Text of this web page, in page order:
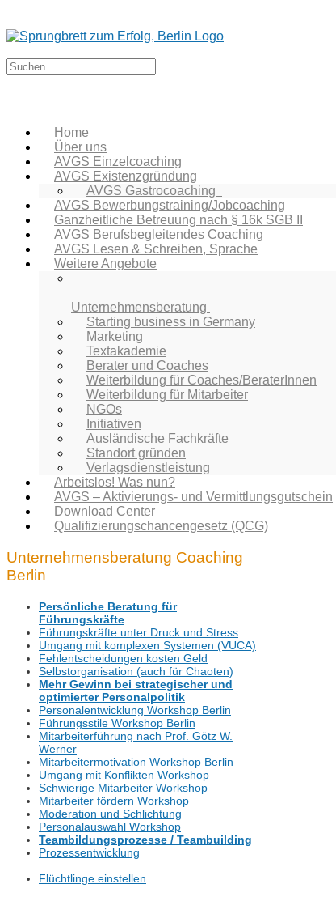
Home
Über uns
AVGS Einzelcoaching
AVGS Existenzgründung
AVGS Gastrocoaching
AVGS Bewerbungstraining/Jobcoaching
Ganzheitliche Betreuung nach § 16k SGB II
AVGS Berufsbegleitendes Coaching
AVGS Lesen & Schreiben, Sprache
Weitere Angebote
Unternehmensberatung
Starting business in Germany
Marketing
Textakademie
Berater und Coaches
Weiterbildung für Coaches/BeraterInnen
Weiterbildung für Mitarbeiter
NGOs
Initiativen
Ausländische Fachkräfte
Standort gründen
Verlagsdienstleistung
Arbeitslos! Was nun?
AVGS – Aktivierungs- und Vermittlungsgutschein
Download Center
Qualifizierungschancengesetz (QCG)
Unternehmensberatung Coaching
Berlin
Persönliche Beratung für
Führungskräfte
Führungskräfte unter Druck und Stress
Umgang mit komplexen Systemen (VUCA)
Fehlentscheidungen kosten Geld
Selbstorganisation (auch für Chaoten)
Mehr Gewinn bei strategischer und
optimierter Personalpolitik
Personalentwicklung Workshop Berlin
Führungsstile Workshop Berlin
Mitarbeiterführung nach Prof. Götz W.
Werner
Mitarbeitermotivation Workshop Berlin
Umgang mit Konflikten Workshop
Schwierige Mitarbeiter Workshop
Mitarbeiter fördern Workshop
Moderation und Schlichtung
Personalauswahl Workshop
Teambildungsprozesse / Teambuilding
Prozessentwicklung
Flüchtlinge einstellen